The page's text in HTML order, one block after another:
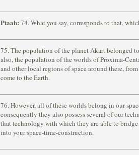
Ptaah: 74. What you say, corresponds to that,
75. The population of the planet Akart belonged
also, the population of the worlds of Proxima-
and other local regions of space around there,
come to the Earth.
76. However, all of these worlds belong in our
consequently they also possess several of our
that technology with which they are able to bridge
into your space-time-construction.